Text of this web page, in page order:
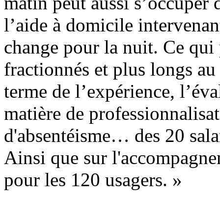
l’aide à domicile
change pour la nuit. Ce qui
fractionnés et plus longs
terme de l’expérience,
matière de
d'absentéisme… des 20
Ainsi que sur
pour les 120 usagers. »